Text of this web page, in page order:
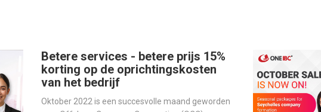
Betere services - betere prijs 15%
korting op de oprichtingskosten
van het bedrijf
Oktober 2022 is een succesvolle maand geworden